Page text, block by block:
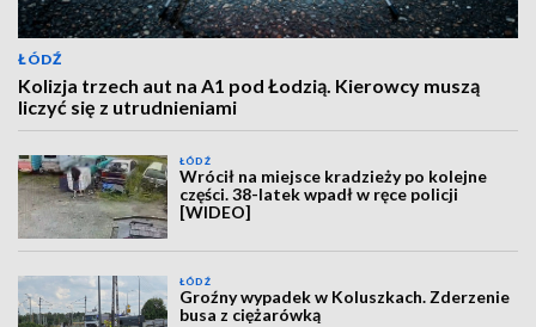
ŁÓDŹ
Kolizja trzech aut na A1 pod Łodzią. Kierowcy muszą
liczyć się z utrudnieniami
ŁÓDŹ
Wrócił na miejsce kradzieży po kolejne
części. 38-latek wpadł w ręce policji
[WIDEO]
ŁÓDŹ
Groźny wypadek w Koluszkach. Zderzenie
busa z ciężarówką